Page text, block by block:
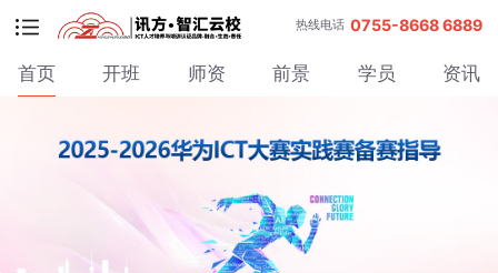
热线电话 0755-8668 6889
首页 开班 师资 前景 学员 资讯